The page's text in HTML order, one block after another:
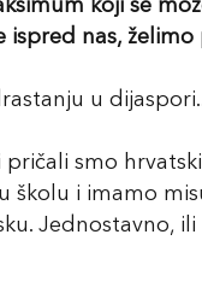
koji se
nas,
u
smo
školu i imamo
Jednostavno, ili